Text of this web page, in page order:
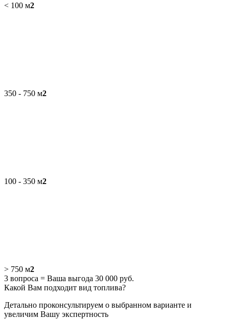
< 100 м2
350 - 750 м2
100 - 350 м2
> 750 м2
3 вопроса = Ваша выгода 30 000 руб.
Какой Вам подходит вид топлива?
Детально проконсультируем о выбранном варианте и
увеличим Вашу экспертность